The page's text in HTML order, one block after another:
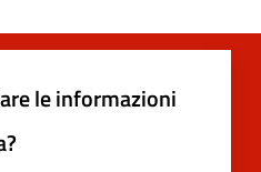
le informazioni